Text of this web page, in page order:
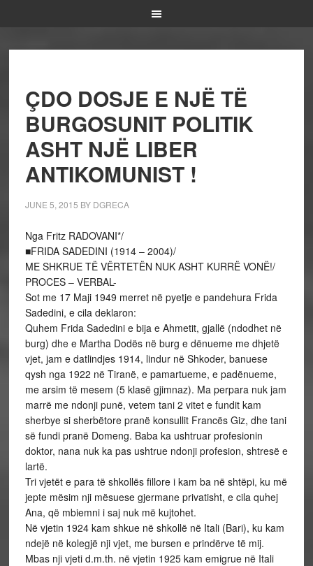
ÇDO DOSJE E NJË TË
BURGOSUNIT POLITIK
ASHT NJË LIBER
ANTIKOMUNIST !
JUNE 5, 2015 BY DGRECA
Nga Fritz RADOVANI*/
■FRIDA SADEDINI (1914 – 2004)/
ME SHKRUE TË VËRTETËN NUK ASHT KURRË VONË!/
PROCES – VERBAL-
Sot me 17 Maji 1949 merret në pyetje e pandehura Frida
Sadedini, e cila deklaron:
Quhem Frida Sadedini e bija e Ahmetit, gjallë (ndodhet në
burg) dhe e Martha Dodës në burg e dënueme me dhjetë
vjet, jam e datlindjes 1914, lindur në Shkoder, banuese
qysh nga 1922 në Tiranë, e pamartueme, e padënueme,
me arsim të mesem (5 klasë gjimnaz). Ma perpara nuk jam
marrë me ndonji punë, vetem tani 2 vitet e fundit kam
sherbye si sherbëtore pranë konsullit Francës Giz, dhe tani
së fundi pranë Domeng. Baba ka ushtruar profesionin
doktor, nana nuk ka pas ushtrue ndonji profesion, shtresë e
lartë.
Tri vjetët e para të shkollës fillore i kam ba në shtëpi, ku më
jepte mësim nji mësuese gjermane privatisht, e cila quhej
Ana, që mbiemni i saj nuk më kujtohet.
Në vjetin 1924 kam shkue në shkollë në Itali (Bari), ku kam
ndejë në kolegjë nji vjet, me bursen e prindërve të mij.
Mbas nji vjeti d.m.th. në vjetin 1925 kam emigrue në Itali